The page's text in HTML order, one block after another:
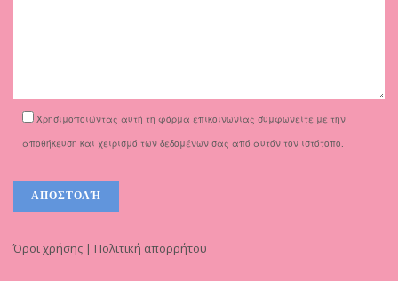
Χρησιμοποιώντας αυτή τη φόρμα επικοινωνίας συμφωνείτε με την
αποθήκευση και χειρισμό των δεδομένων σας από αυτόν τον ιστότοπο.
Όροι χρήσης | Πολιτική απορρήτου